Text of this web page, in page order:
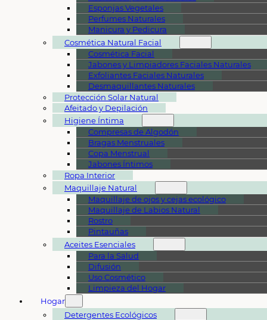
Esponjas Vegetales
Perfumes Naturales
Manicura y Pedicura
Cosmética Natural Facial
Cosmética Facial
Jabones y Limpiadores Faciales Naturales
Exfoliantes Faciales Naturales
Desmaquillantes Naturales
Protección Solar Natural
Afeitado y Depilación
Higiene Íntima
Compresas de Algodón
Bragas Menstruales
Copa Menstrual
Jabones Íntimos
Ropa Interior
Maquillaje Natural
Maquillaje de ojos y cejas ecológico
Maquillaje de Labios Natural
Rostro
Pintauñas
Aceites Esenciales
Para la Salud
Difusión
Uso Cosmético
Limpieza del Hogar
Hogar
Detergentes Ecológicos